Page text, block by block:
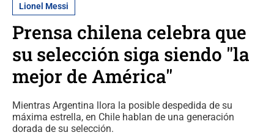
Lionel Messi
Prensa chilena celebra que
su selección siga siendo "la
mejor de América"
Mientras Argentina llora la posible despedida de su
máxima estrella, en Chile hablan de una generación
dorada de su selección.